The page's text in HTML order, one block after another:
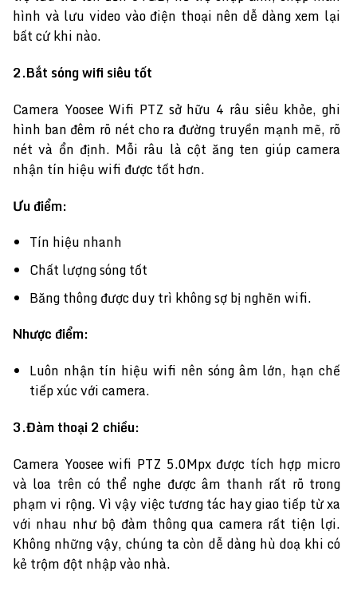
hình và lưu video vào điện thoại nên dễ dàng xem lại
bất cứ khi nào.
2.Bắt sóng wifi siêu tốt
Camera Yoosee Wifi PTZ sở hữu 4 râu siêu khỏe, ghi
hình ban đêm rõ nét cho ra đường truyền mạnh mẽ, rõ
nét và ổn định. Mỗi râu là cột ăng ten giúp camera
nhận tín hiệu wifi được tốt hơn.
Ưu điểm:
Tín hiệu nhanh
Chất lượng sóng tốt
Băng thông được duy trì không sợ bị nghẽn wifi.
Nhược điểm:
Luôn nhận tín hiệu wifi nên sóng âm lớn, hạn chế
tiếp xúc với camera.
3.Đàm thoại 2 chiều:
Camera Yoosee wifi PTZ 5.0Mpx được tích hợp micro
và loa trên có thể nghe được âm thanh rất rõ trong
phạm vi rộng. Vì vậy việc tương tác hay giao tiếp từ xa
với nhau như bộ đàm thông qua camera rất tiện lợi.
Không những vậy, chúng ta còn dễ dàng hù doạ khi có
kẻ trộm đột nhập vào nhà.